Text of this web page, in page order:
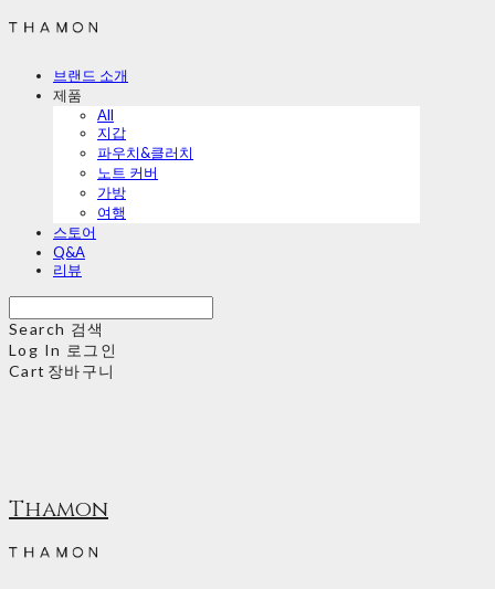
브랜드 소개
제품
All
지갑
파우치&클러치
노트 커버
가방
여행
스토어
Q&A
리뷰
Search 검색
Log In 로그인
Cart 장바구니
Thamon